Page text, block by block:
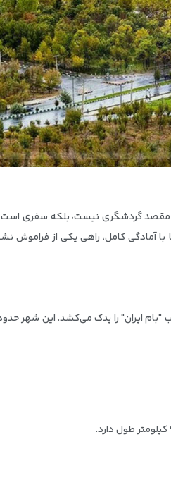
گردشگری نیست، بلکه سفری است
آمادگی کامل، راهی یکی از فراموش‌